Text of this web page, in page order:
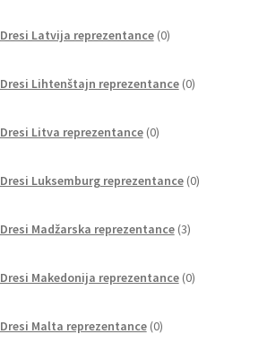
Dresi Latvija reprezentance 0izdelkov
Dresi Lihtenštajn reprezentance 0izdelkov
Dresi Litva reprezentance 0izdelkov
Dresi Luksemburg reprezentance 0izdelkov
Dresi Madžarska reprezentance 3izdelki
Dresi Makedonija reprezentance 0izdelkov
Dresi Malta reprezentance 0izdelkov